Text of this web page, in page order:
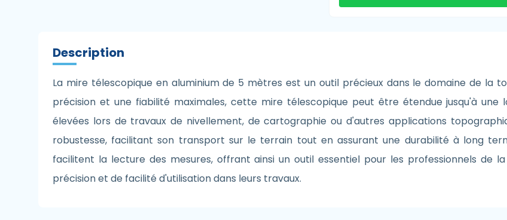
Description
La mire télescopique en aluminium de 5 mètres est un outil précieux dans le domaine de la
précision et une fiabilité maximales, cette mire télescopique peut être étendue jusqu'à
élevées lors de travaux de nivellement, de cartographie ou d'autres applications
robustesse, facilitant son transport sur le terrain tout en assurant une durabilité à long
facilitent la lecture des mesures, offrant ainsi un outil essentiel pour les professionnels de
précision et de facilité d'utilisation dans leurs travaux.